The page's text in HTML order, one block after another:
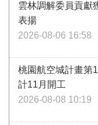
雲林調解委員貢
表揚
2026-08-06 16:58
桃園航空城計畫
計11月開工
2026-08-08 10:19